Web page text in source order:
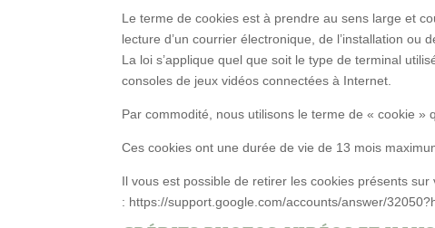
Le terme de cookies est à prendre au sens large et
lecture d’un courrier électronique, de l’installation ou
La loi s’applique quel que soit le type de terminal
consoles de jeux vidéos connectées à Internet.
Par commodité, nous utilisons le terme de « cookie »
Ces cookies ont une durée de vie de 13 mois
Il vous est possible de retirer les cookies présents
: https://support.google.com/accounts/answer/